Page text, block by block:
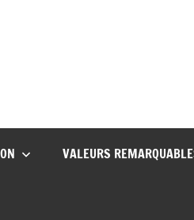
VALEURS